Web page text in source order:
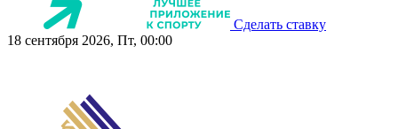
Сделать ставку
18 сентября 2026, Пт, 00:00